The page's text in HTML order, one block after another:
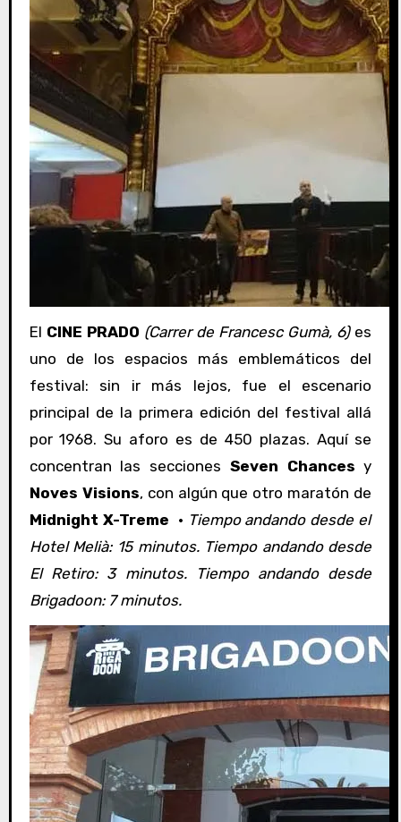
El CINE PRADO (Carrer de Francesc Gumà, 6)es
uno de los espacios más emblemáticos del
festival: sin ir más lejos, fue el escenario
principal de la primera edición del festival allá
por 1968. Su aforo es de 450 plazas. Aquí se
concentran las secciones Seven Chances y
Noves Visions, con algún que otro maratón de
Midnight X-Treme · Tiempo andando desde el
Hotel Melià: 15 minutos. Tiempo andando desde
El Retiro: 3 minutos. Tiempo andando desde
Brigadoon: 7 minutos.